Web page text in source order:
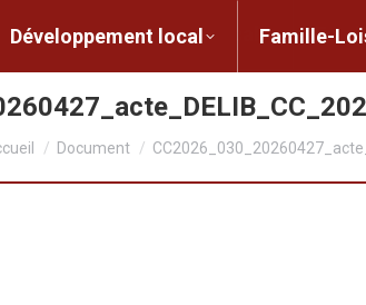
Développement local
Document
Développement local Famille-